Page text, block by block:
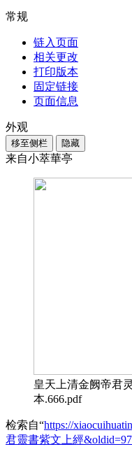
常规
链入页面
相关更改
打印版本
固定链接
页面信息
外观
移至侧栏 隐藏
来自小萃華亭
皇天上清金阙帝君
本.666.pdf
检索自“https://
君靈書紫文上經